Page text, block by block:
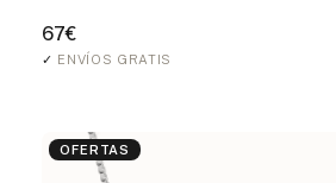
67€
✓ ENVÍOS GRATIS
OFERTAS